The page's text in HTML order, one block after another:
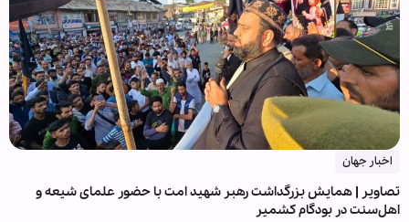
اخبار جهان
تصاویر | همایش بزرگداشت رهبر شهید امت با حضور علمای شیعه و
اهل‌سنت در بودگام کشمیر